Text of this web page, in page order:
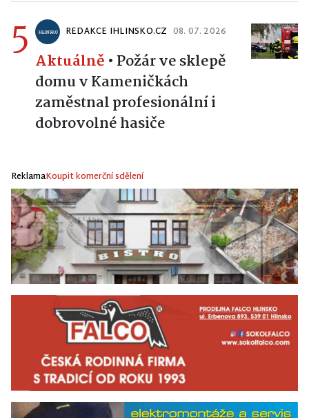
5 REDAKCE IHLINSKO.CZ 08. 07. 2026
Aktuálně • Požár ve sklepě
domu v Kameničkách
zaměstnal profesionální i
dobrovolné hasiče
ReklamaKoupit komerční sdělení